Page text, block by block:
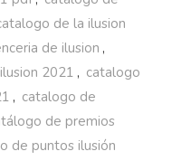
de la ilusion
de ilusion ,
2021 , catalogo
, catalogo de
de premios
de puntos ilusión